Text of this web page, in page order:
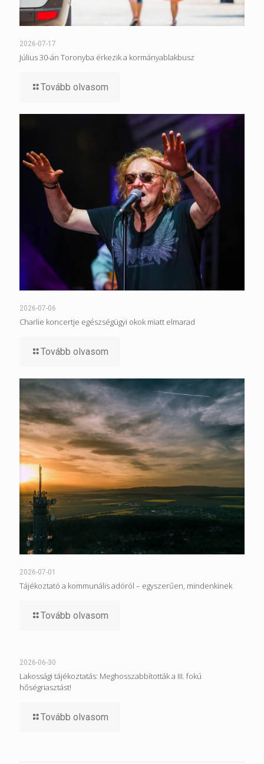
2026-07-17
Július 30-án Toronyba érkezik a kormányablakbusz
Tovább olvasom
2026-07-06
Charlie koncertje egészségügyi okok miatt elmarad
Tovább olvasom
2026-07-01
Tájékoztató a kommunális adóról – egyszerűen, mindenkinek
Tovább olvasom
2026-06-30
Lakossági tájékoztatás: Meghosszabbították a III. fokú
hőségriasztást!
Tovább olvasom